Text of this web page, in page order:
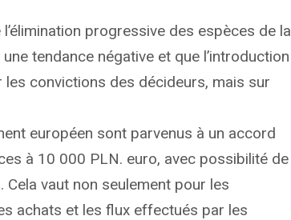
progressive des espèces de la
tendance négative et que l’introduction
convictions des décideurs, mais sur
européen sont parvenus à un accord
à 10 000 PLN. euro, avec possibilité de
vaut non seulement pour les
achats et les flux effectués par les